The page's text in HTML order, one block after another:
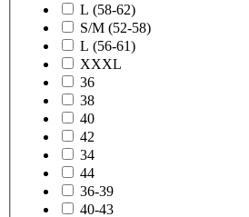
L (58-62)
S/M (52-58)
L (56-61)
XXXL
36
38
40
42
34
44
36-39
40-43